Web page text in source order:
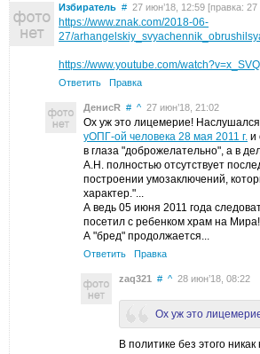
Избиратель # 27 июн’18, 12:59 [правка: 27
https://www.znak.com/2018-06-
27/
https://www.youtube.com/
Ответить Правка
ДенисR # ^ 27 июн’18, 21:02
Ох уж это лицемерие!
уОПГ-ой человека 28 мая 2011 г. и
в глаза "доброжелательно", а в
А.Н. полностью отсутствует
построении умозаключений,
характер."...
А ведь 05 июня 2011 года
посетил с ребенком храм на
А "бред" продолжается...
Ответить Правка
zaq321 # ^ 28 июн’18, 08:22
Ох уж это
В политике без этого никак